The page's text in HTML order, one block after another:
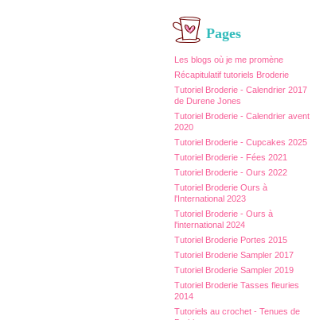
Pages
Les blogs où je me promène
Récapitulatif tutoriels Broderie
Tutoriel Broderie - Calendrier 2017
de Durene Jones
Tutoriel Broderie - Calendrier avent
2020
Tutoriel Broderie - Cupcakes 2025
Tutoriel Broderie - Fées 2021
Tutoriel Broderie - Ours 2022
Tutoriel Broderie Ours à
l'International 2023
Tutoriel Broderie - Ours à
l'international 2024
Tutoriel Broderie Portes 2015
Tutoriel Broderie Sampler 2017
Tutoriel Broderie Sampler 2019
Tutoriel Broderie Tasses fleuries
2014
Tutoriels au crochet - Tenues de